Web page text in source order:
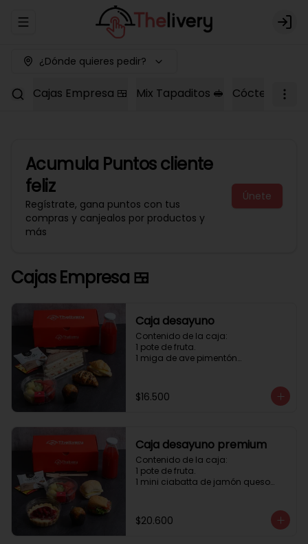
Abrir menu de navegación Login
¿Dónde quieres pedir?
Cajas Empresa 🍱 Mix Tapaditos 🥪 Cóctel Dulce
Acumula Puntos cliente
feliz
Regístrate, gana puntos con tus
compras y canjealos por productos y
más
Únete
Cajas Empresa 🍱
Caja desayuno
Contenido de la caja:
1 pote de fruta.
1 miga de ave pimentón
1 mini muffin
1 sobre de té y café
$16.500
Caja desayuno premium
Contenido de la caja:
1 pote de fruta.
1 mini ciabatta de jamón queso
1 mini muffin
1 cheesecake
$20.600